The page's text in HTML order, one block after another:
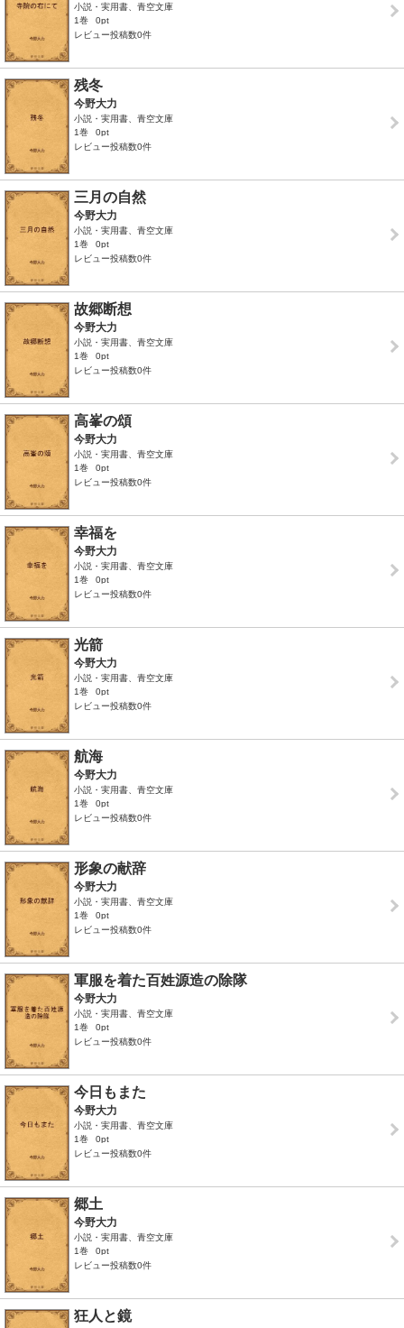
小説・実用書、青空文庫
1巻
0pt
レビュー投稿数0件
残冬
今野大力
小説・実用書、青空文庫
1巻
0pt
レビュー投稿数0件
三月の自然
今野大力
小説・実用書、青空文庫
1巻
0pt
レビュー投稿数0件
故郷断想
今野大力
小説・実用書、青空文庫
1巻
0pt
レビュー投稿数0件
高峯の頌
今野大力
小説・実用書、青空文庫
1巻
0pt
レビュー投稿数0件
幸福を
今野大力
小説・実用書、青空文庫
1巻
0pt
レビュー投稿数0件
光箭
今野大力
小説・実用書、青空文庫
1巻
0pt
レビュー投稿数0件
航海
今野大力
小説・実用書、青空文庫
1巻
0pt
レビュー投稿数0件
形象の献辞
今野大力
小説・実用書、青空文庫
1巻
0pt
レビュー投稿数0件
軍服を着た百姓源造の除隊
今野大力
小説・実用書、青空文庫
1巻
0pt
レビュー投稿数0件
今日もまた
今野大力
小説・実用書、青空文庫
1巻
0pt
レビュー投稿数0件
郷土
今野大力
小説・実用書、青空文庫
1巻
0pt
レビュー投稿数0件
狂人と鏡